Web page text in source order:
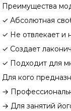
Преимущества
✓ Абсолютная
✓ Не отвлекает и
✓ Создает
✓ Подходит для
Для кого
→
→ Для занятий